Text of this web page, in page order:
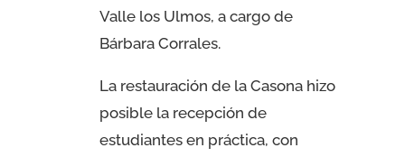
Valle los Ulmos, a cargo de
Bárbara Corrales.
La restauración de la Casona hizo
posible la recepción de
estudiantes en práctica, con